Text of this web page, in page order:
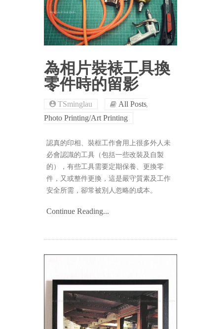
為相片裝裱工具換
零件時的留影
TSminglau All Posts,
Photo Printing/Art Printing
認真的印相、裝框工作會用上很多外人未
必會認識的工具（包括一些改裝及自製
的），有些工具需要定期保養、更換零
件，又或整件更換，這是嚴守質素及工作
安全所需，卻常被別人忽略的成本。
Continue Reading...